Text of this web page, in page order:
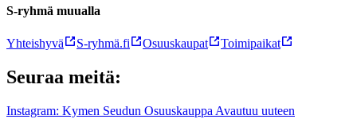
S-ryhmä muualla
Yhteishyvä S-ryhmä.fi Osuuskaupat Toimipaikat
Seuraa meitä:
Instagram: Kymen Seudun Osuuskauppa Avautuu uuteen